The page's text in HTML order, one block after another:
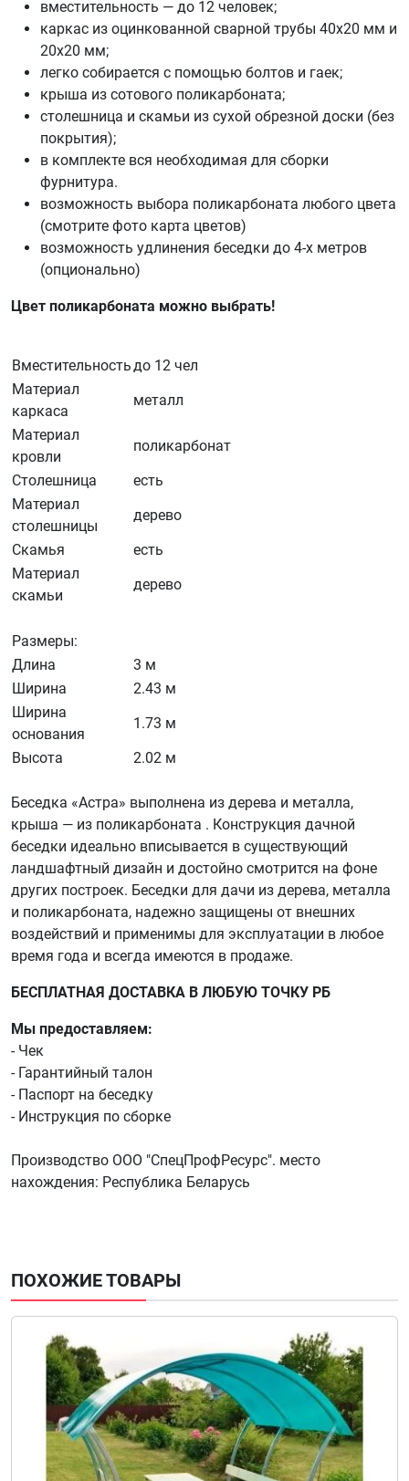
вместительность — до 12 человек;
каркас из оцинкованной сварной трубы 40х20 мм и
20х20 мм;
легко собирается с помощью болтов и гаек;
крыша из сотового поликарбоната;
столешница и скамьи из сухой обрезной доски (без
покрытия);
в комплекте вся необходимая для сборки
фурнитура.
возможность выбора поликарбоната любого цвета
(смотрите фото карта цветов)
возможность удлинения беседки до 4-х метров
(опционально)
Цвет поликарбоната можно выбрать!
Вместительностьдо 12 чел
Материал
каркаса
металл
Материал
кровли
поликарбонат
Столешница
есть
Материал
столешницы
дерево
Скамья
есть
Материал
скамьи
дерево
Размеры:
Длина
3 м
Ширина
2.43 м
Ширина
основания
1.73 м
Высота
2.02 м
Беседка «Астра» выполнена из дерева и металла,
крыша — из поликарбоната . Конструкция дачной
беседки идеально вписывается в существующий
ландшафтный дизайн и достойно смотрится на фоне
других построек. Беседки для дачи из дерева, металла
и поликарбоната, надежно защищены от внешних
воздействий и применимы для эксплуатации в любое
время года и всегда имеются в продаже.
БЕСПЛАТНАЯ ДОСТАВКА В ЛЮБУЮ ТОЧКУ РБ
Мы предоставляем:
- Чек
- Гарантийный талон
- Паспорт на беседку
- Инструкция по сборке
Производство ООО "СпецПрофРесурс". место
нахождения: Республика Беларусь
ПОХОЖИЕ ТОВАРЫ